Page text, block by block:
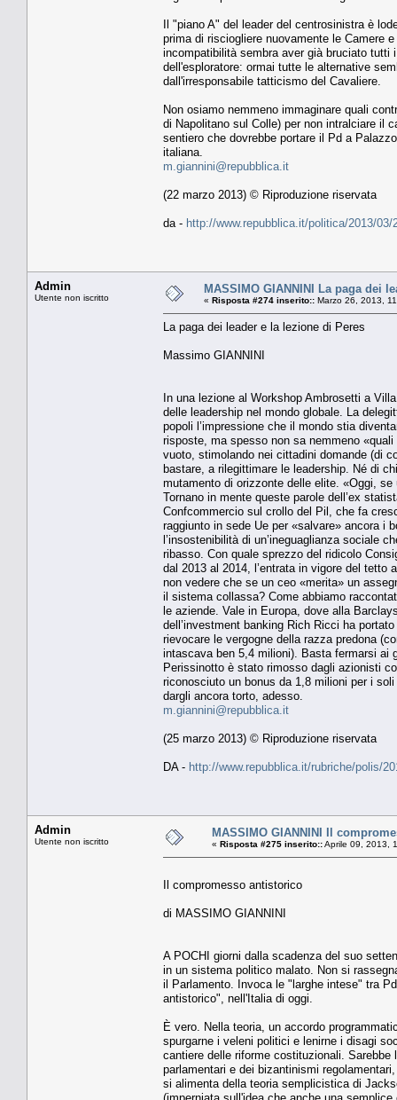
Il "piano A" del leader del centrosinistra è
prima di risciogliere nuovamente le Camere
incompatibilità sembra aver già bruciato
dell'esploratore: ormai tutte le alternative
dall'irresponsabile tatticismo del Cavaliere.
Non osiamo nemmeno immaginare quali
di Napolitano sul Colle) per non intralciare il
sentiero che dovrebbe portare il Pd a
italiana.
m.giannini@repubblica.it
(22 marzo 2013) © Riproduzione riservata
da - http://www.repubblica.it/politica/2013/
Admin
Utente non iscritto
MASSIMO GIANNINI La paga dei
« Risposta #274 inserito:: Marzo 26, 2013,
La paga dei leader e la lezione di Peres
Massimo GIANNINI
In una lezione al Workshop Ambrosetti a
delle leadership nel mondo globale. La
popoli l’impressione che il mondo stia
risposte, ma spesso non sa nemmeno
vuoto, stimolando nei cittadini domande (di
bastare, a rilegittimare le leadership. Né di
mutamento di orizzonte delle elite. «Oggi,
Tornano in mente queste parole dell’ex
Confcommercio sul crollo del Pil, che fa
raggiunto in sede Ue per «salvare» ancora i
l’insostenibilità di un’ineguaglianza sociale
ribasso. Con quale sprezzo del ridicolo
dal 2013 al 2014, l’entrata in vigore del
non vedere che se un ceo «merita» un
il sistema collassa? Come abbiamo
le aziende. Vale in Europa, dove alla
dell’investment banking Rich Ricci ha
rievocare le vergogne della razza predona
intascava ben 5,4 milioni). Basta fermarsi ai
Perissinotto è stato rimosso dagli azionisti
riconosciuto un bonus da 1,8 milioni per i
dargli ancora torto, adesso.
m.giannini@repubblica.it
(25 marzo 2013) © Riproduzione riservata
DA - http://www.repubblica.it/rubriche/polis/
Admin
Utente non iscritto
MASSIMO GIANNINI Il
« Risposta #275 inserito::Aprile 09, 2013,
Il compromesso antistorico
di MASSIMO GIANNINI
A POCHI giorni dalla scadenza del suo
in un sistema politico malato. Non si
il Parlamento. Invoca le "larghe intese" tra
antistorico", nell'Italia di oggi.
È vero. Nella teoria, un accordo
spurgarne i veleni politici e lenirne i disagi
cantiere delle riforme costituzionali.
parlamentari e dei bizantinismi
si alimenta della teoria semplicistica di